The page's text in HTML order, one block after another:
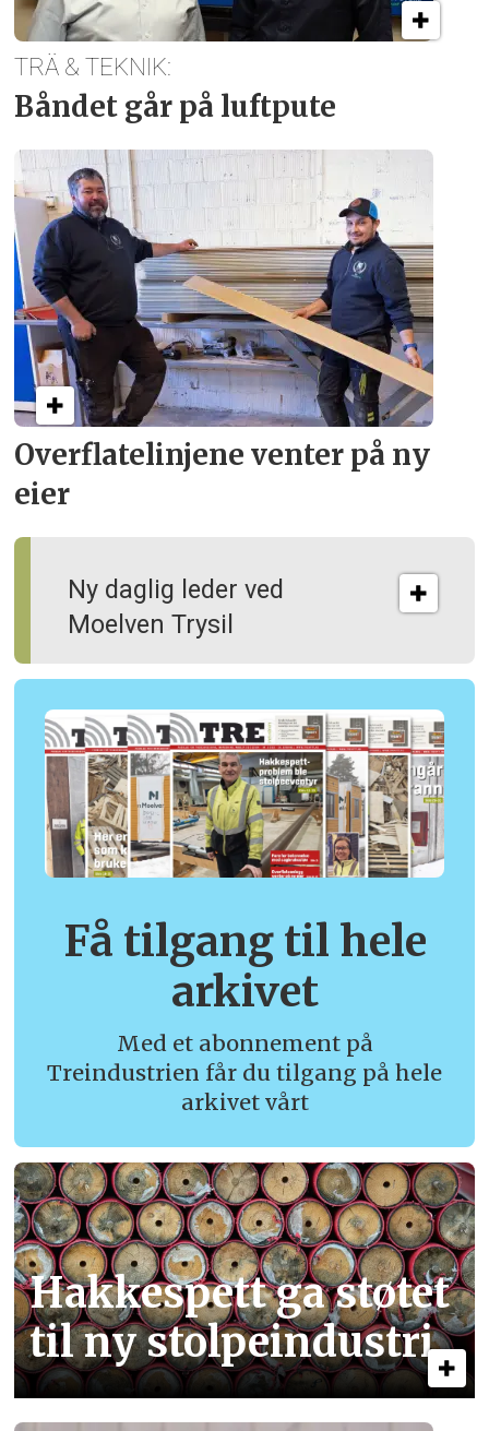
Overflate­linjene venter på ny
eier
Ny daglig leder ved
Moelven Trysil
TRÄ & TEKNIK:
Båndet går på luftpute
Få tilgang til hele
arkivet
Med et abonnement på
Treindustrien får du tilgang på hele
arkivet vårt
Hakkespett ga støtet
til ny stolpe­industri